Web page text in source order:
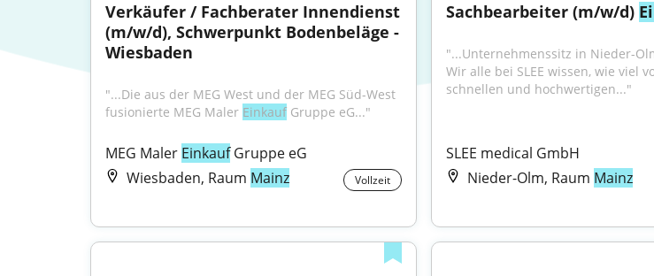
Verkäufer / Fachberater Innendienst
(m/w/d), Schwerpunkt Bodenbeläge -
Wiesbaden
"...Die aus der MEG West und der MEG Süd-West
fusionierte MEG Maler Einkauf Gruppe eG..."
MEG Maler Einkauf Gruppe eG
Wiesbaden, Raum Mainz Vollzeit
Sachbearbeiter (m/w/d)
"...Unternehmenssitz in Nieder-
Wir alle bei SLEE wissen, wie viel
schnellen und hochwertigen..."
SLEE medical GmbH
Nieder-Olm, Raum Mainz